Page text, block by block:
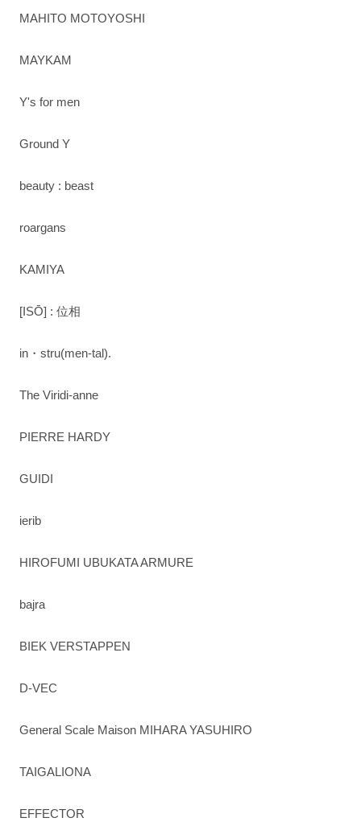
MAHITO MOTOYOSHI
MAYKAM
Y's for men
Ground Y
beauty : beast
roargans
KAMIYA
[ISŌ] : 位相
in・stru(men-tal).
The Viridi-anne
PIERRE HARDY
GUIDI
ierib
HIROFUMI UBUKATA ARMURE
bajra
BIEK VERSTAPPEN
D-VEC
General Scale Maison MIHARA YASUHIRO
TAIGALIONA
EFFECTOR